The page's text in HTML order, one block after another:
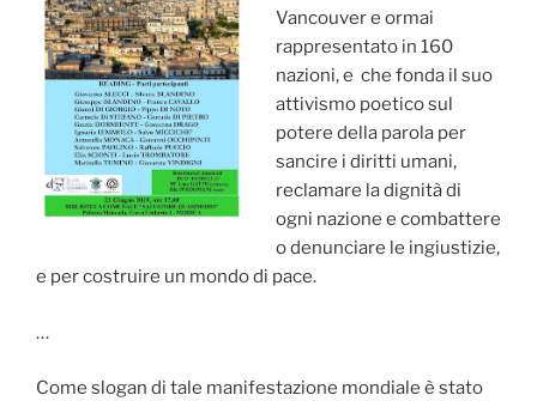
Vancouver e ormai
rappresentato in 160
nazioni, e che fonda il suo
attivismo poetico sul
potere della parola per
sancire i diritti umani,
reclamare la dignità di
ogni nazione e combattere
o denunciare le ingiustizie,
e per costruire un mondo di pace.
…
Come slogan di tale manifestazione mondiale è stato